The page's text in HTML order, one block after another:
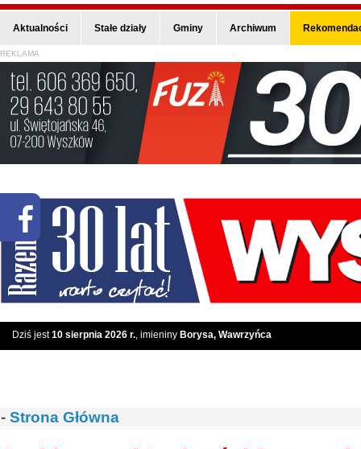
Aktualności Stałe działy Gminy Archiwum
REKLAMA
Dziś jest10 sierpnia 2026 r., imieniny Borysa, Wawrzyńca
- Strona Główna